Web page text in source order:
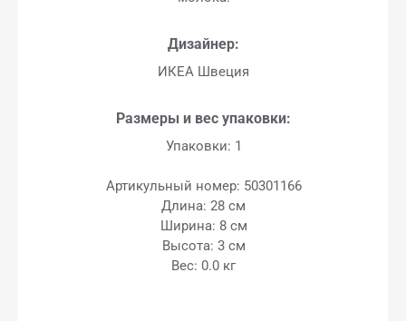
Дизайнер:
ИКЕА Швеция
Размеры и вес упаковки:
Упаковки: 1
Артикульный номер: 50301166
Длина: 28 см
Ширина: 8 см
Высота: 3 см
Вес: 0.0 кг